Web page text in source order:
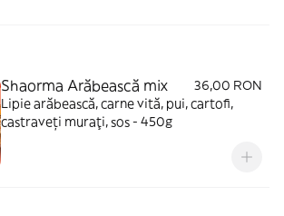
Shaorma Arăbească mix
36,00 RON
Lipie arăbească, carne vită, pui, cartofi,
castraveți muraţi, sos - 450g